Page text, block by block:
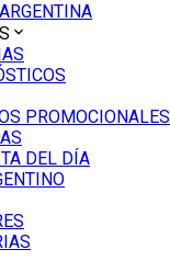
PROMOCIONALES
DEL DÍA